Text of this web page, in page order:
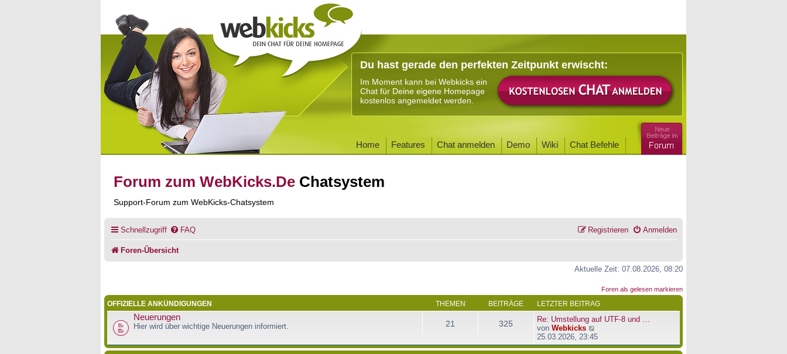
Du hast gerade den perfekten Zeitpunkt erwischt:
Im Moment kann bei Webkicks ein
Chat für Deine eigene Homepage
kostenlos angemeldet werden.
Home Features Chat anmelden Demo Wiki Chat Befehle
Forum zum WebKicks.De Chatsystem
Support-Forum zum WebKicks-Chatsystem
Schnellzugriff FAQ Anmelden
Registrieren
Foren-Übersicht
Aktuelle Zeit: 07.08.2026, 08:20
Foren als gelesen markieren
OFFIZIELLE ANKÜNDIGUNGEN THEMEN BEITRÄGE LETZTER BEITRAG
Neuerungen
Hier wird über wichtige Neuerungen informiert. 21 325
Re: Umstellung auf UTF-8 und …
von Webkicks
e
u
25.03.2026, 23:45